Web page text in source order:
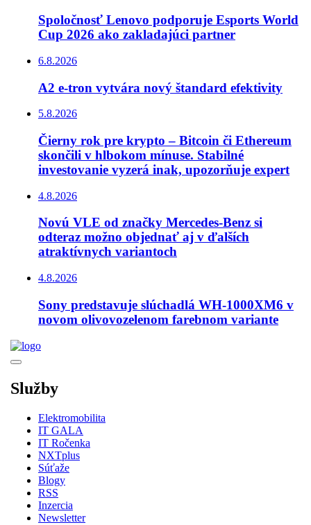
Spoločnosť Lenovo podporuje Esports World
Cup 2026 ako zakladajúci partner
6.8.2026
A2 e-tron vytvára nový štandard efektivity
5.8.2026
Čierny rok pre krypto – Bitcoin či Ethereum
skončili v hlbokom mínuse. Stabilné
investovanie vyzerá inak, upozorňuje expert
4.8.2026
Novú VLE od značky Mercedes-Benz si
odteraz možno objednať aj v ďalších
atraktívnych variantoch
4.8.2026
Sony predstavuje slúchadlá WH-1000XM6 v
novom olivovozelenom farebnom variante
Služby
Elektromobilita
IT GALA
IT Ročenka
NXTplus
Súťaže
Blogy
RSS
Inzercia
Newsletter